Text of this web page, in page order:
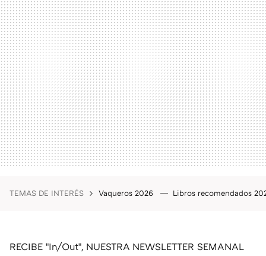
TEMAS DE INTERÉS Vaqueros 2026 Libros recomendados
RECIBE "In/Out", NUESTRA NEWSLETTER SEMANAL